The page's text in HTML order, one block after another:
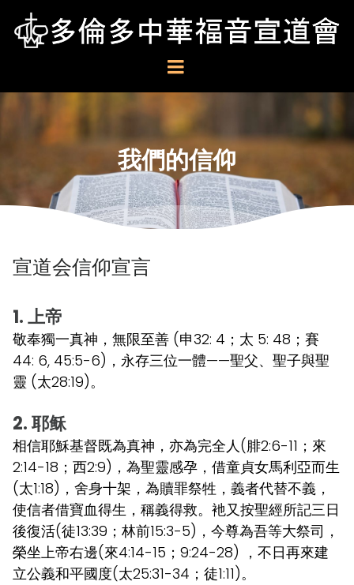
我們的信仰
宣道会信仰宣言
1. 上帝
敬奉獨一真神，無限至善 (申32: 4；太 5: 48；賽
44: 6, 45:5-6)，永存三位一體——聖父、聖子與聖
靈 (太28:19)。
2. 耶稣
相信耶穌基督既為真神，亦為完全人(腓2:6-11；來
2:14-18；西2:9)，為聖靈感孕，借童貞女馬利亞而生
(太1:18)，舍身十架，為贖罪祭牲，義者代替不義，
使信者借寶血得生，稱義得救。衪又按聖經所記三日
後復活(徒13:39；林前15:3-5)，今尊為吾等大祭司，
榮坐上帝右邊(來4:14-15；9:24-28) ，不日再來建
立公義和平國度(太25:31-34；徒1:11)。